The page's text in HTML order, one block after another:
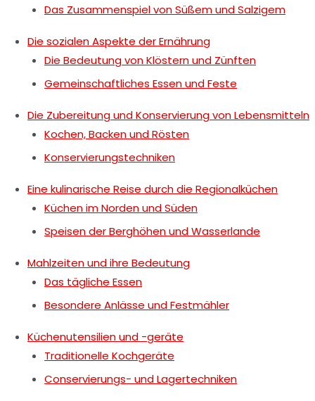
Das Zusammenspiel von Süßem und Salzigem
Die sozialen Aspekte der Ernährung
Die Bedeutung von Klöstern und Zünften
Gemeinschaftliches Essen und Feste
Die Zubereitung und Konservierung von Lebensmitteln
Kochen, Backen und Rösten
Konservierungstechniken
Eine kulinarische Reise durch die Regionalküchen
Küchen im Norden und Süden
Speisen der Berghöhen und Wasserlande
Mahlzeiten und ihre Bedeutung
Das tägliche Essen
Besondere Anlässe und Festmähler
Küchenutensilien und -geräte
Traditionelle Kochgeräte
Conservierungs- und Lagertechniken